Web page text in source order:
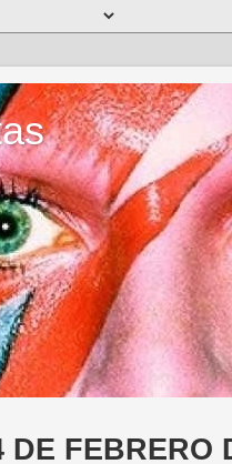
DE FEBRERO